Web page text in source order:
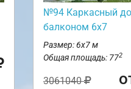
№94 Каркасный
балконом 6х7
Размер: 6х7 м
Общая площадь: 772
3061040